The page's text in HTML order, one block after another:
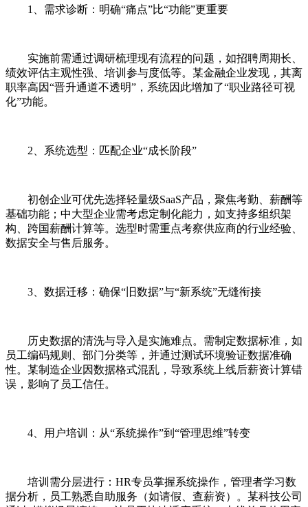
1、需求诊断：明确“痛点”比“功能”更重要
实施前需通过调研梳理现有流程的问题，如招聘周期长、
绩效评估主观性强、培训参与度低等。某金融企业发现，其离
职率高因“晋升通道不透明”，系统因此增加了“职业路径可视
化”功能。
2、系统选型：匹配企业“成长阶段”
初创企业可优先选择轻量级SaaS产品，聚焦考勤、薪酬等
基础功能；中大型企业需考虑定制化能力，如支持多组织架
构、跨国薪酬计算等。选型时需重点考察供应商的行业经验、
数据安全与售后服务。
3、数据迁移：确保“旧数据”与“新系统”无缝衔接
历史数据的清洗与导入是实施难点。需制定数据标准，如
员工编码规则、部门分类等，并通过测试环境验证数据准确
性。某制造企业因数据格式混乱，导致系统上线后薪资计算错
误，影响了员工信任。
4、用户培训：从“系统操作”到“管理思维”转变
培训需分层进行：HR专员掌握系统操作，管理者学习数
据分析，员工熟悉自助服务（如请假、查薪资）。某科技公司